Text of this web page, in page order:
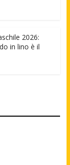
2026:
in lino è il